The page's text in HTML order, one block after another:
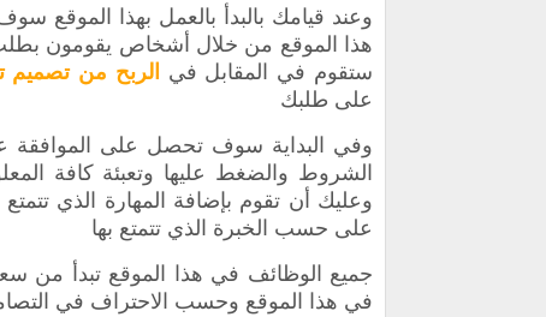
‏‏وعند قيامك بالبدأ بالعمل بهذا الموقع
هذا الموقع من خلال أشخاص يقومون
ستقوم في المقابل في الربح من تصميم
على طلبك
‏وفي البداية سوف تحصل على الموافقة
الشروط والضغط عليها وتعبئة كافة
وعليك أن تقوم بإضافة المهارة الذي
على حسب الخبرة الذي تتمتع بها
في هذا الموقع وحسب الاحتراف في